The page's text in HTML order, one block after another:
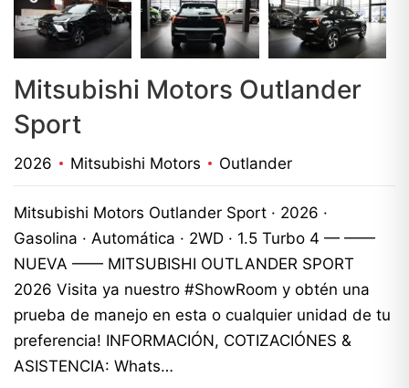
Mitsubishi Motors Outlander
Sport
2026 Mitsubishi Motors Outlander
Mitsubishi Motors Outlander Sport · 2026 ·
Gasolina · Automática · 2WD · 1.5 Turbo 4 — ——
NUEVA —— MITSUBISHI OUTLANDER SPORT
2026 Visita ya nuestro #ShowRoom y obtén una
prueba de manejo en esta o cualquier unidad de tu
preferencia! INFORMACIÓN, COTIZACIÓNES &
ASISTENCIA: Whats…